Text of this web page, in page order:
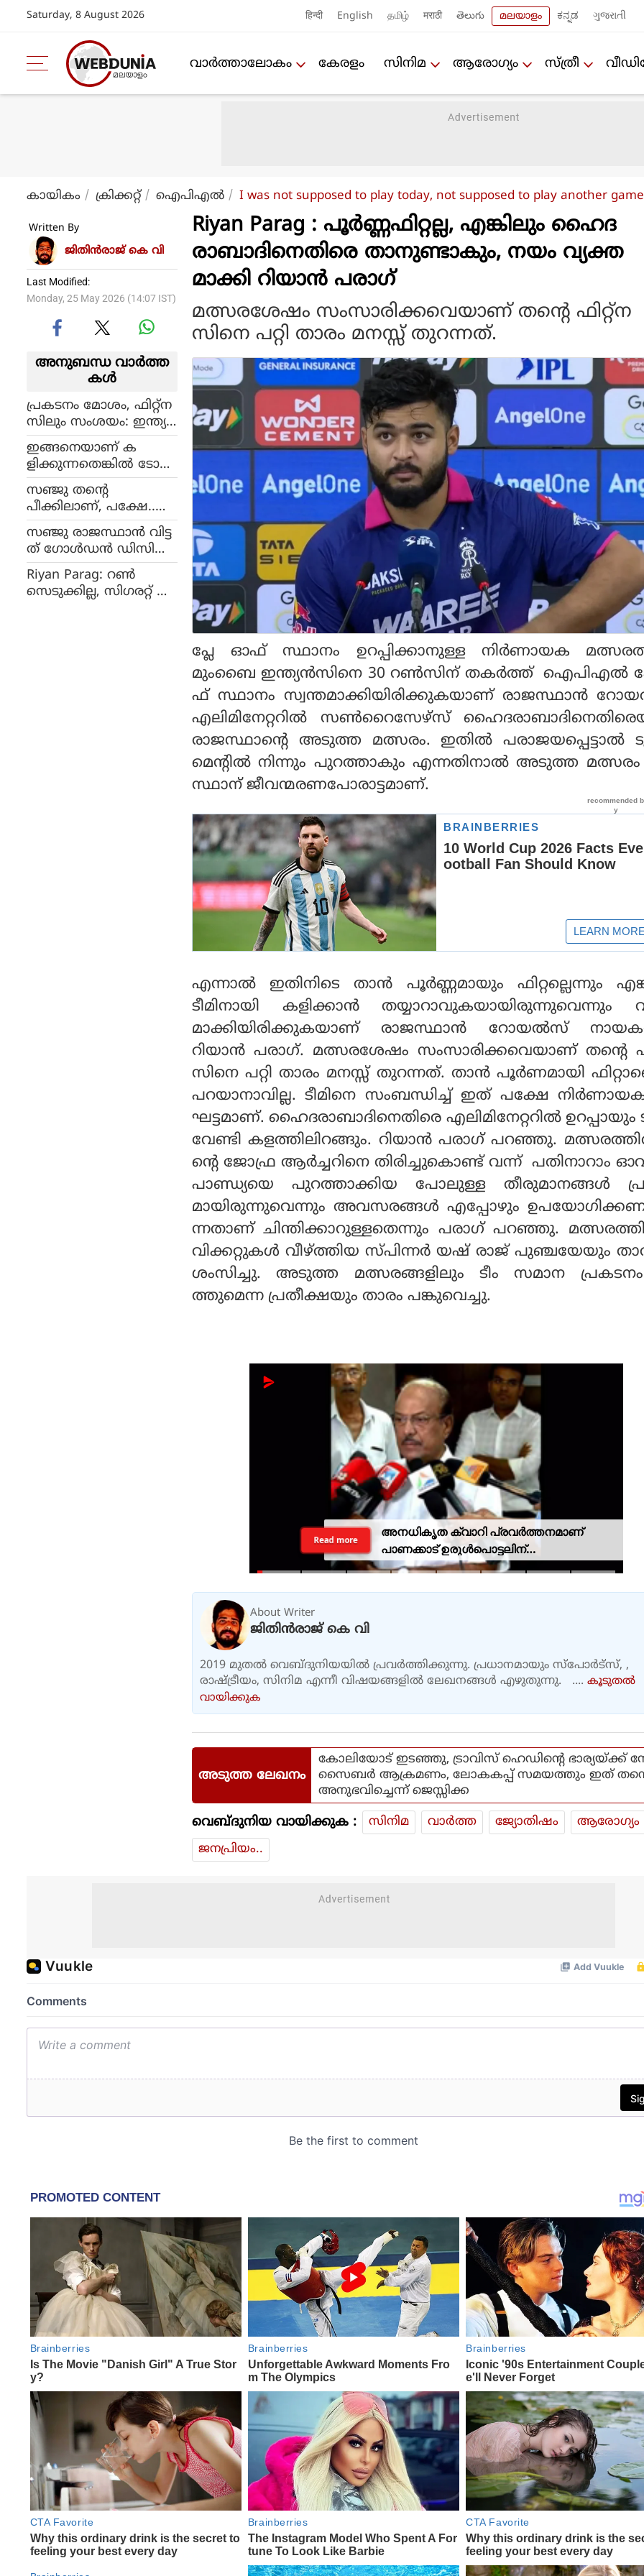
Saturday, 8 August 2026 हिन्दी English தமிழ் मराठी తెలుగు മലയാളം ಕನ್ನಡ ગુજરાતી
വാര്‍ത്താലോകം കേരളം സിനിമ ആരോഗ്യം സ്ത്രീ
കായികം ക്രിക്കറ്റ്‌ ഐപിഎല്‍ I was not supposed to play today, not supposed to play another
Written By
ജിതിൻരാജ് കെ വി
Last Modified:
Monday, 25 May 2026 (14:07 IST)
അനുബന്ധ വാര്‍ത്ത
കള്‍
പ്രകടനം മോശം, ഫിറ്റ്ന
സിലും സംശയം: ഇന്ത്യ
യുടെ ഏകദിന ലോകക
പ്പിൽ പ്ലാനിൽ നിന്നും
രോഹിത് പുറത്തേക്ക്?
ഇങ്ങനെയാണ് ക
ളിക്കുന്നതെങ്കിൽ ടോപ്
4 അർഹിക്കുന്നില്ല, രാജ
സ്ഥാൻ താരങ്ങളെ ക
ടുത്ത ഭാഷയിൽ വിമർ
ശിച്ച് റിയാൻ പരാഗ്
സഞ്ജു തന്റെ
പീക്കിലാണ്, പക്ഷേ..
ഫിറ്റ്‌നസ് ശ്രദ്ധിക്കണം,
കോലിയെ മാതൃക
യാക്കണം: ഉപദേശ
വുമായി മുന്‍ താരം
സഞ്ജു രാജസ്ഥാന്‍ വിട്ട
ത് ഗോള്‍ഡന്‍ ഡിസിഷ
ന്‍, അല്ലെങ്കില്‍ വൈഭ
വിന്റെ നിഴലില്‍ ആ
യേനെ
Riyan Parag: റൺ
സെടുക്കില്ല, സിഗരറ്റ് വ
Riyan Parag : പൂർണ്ണഫിറ്റല്ല, എങ്കിലും ഹൈദ
രാബാദിനെതിരെ താനുണ്ടാകും, നയം വ്യക്ത
മാക്കി റിയാൻ പരാഗ്
മത്സരശേഷം സംസാരിക്കവെയാണ് തന്റെ ഫിറ്റ്‌ന
സിനെ പറ്റി താരം മനസ്സ് തുറന്നത്.
പ്ലേ ഓഫ് സ്ഥാനം ഉറപ്പിക്കാനുള്ള നിര്‍ണായക
മുംബൈ ഇന്ത്യന്‍സിനെ 30 റണ്‍സിന് തകര്‍ത്ത് ഐപിഎല്‍
ഫ് സ്ഥാനം സ്വന്തമാക്കിയിരിക്കുകയാണ് രാജസ്ഥാന്‍
എലിമിനേറ്ററില്‍ സണ്‍റൈസേഴ്‌സ്
രാജസ്ഥാന്റെ അടുത്ത മത്സരം. ഇതില്‍ പരാജയപ്പെട്ടാല്‍
മെന്റില്‍ നിന്നും പുറത്താകും എന്നതിനാല്‍ അടുത്ത മത്സരം
സ്ഥാന് ജീവന്മരണപോരാട്ടമാണ്.
എന്നാല്‍ ഇതിനിടെ താന്‍ പൂര്‍ണ്ണമായും ഫിറ്റല്ലെന്നും
ടീമിനായി കളിക്കാന്‍ തയ്യാറാവുകയായിരുന്നുവെന്നും
മാക്കിയിരിക്കുകയാണ് രാജസ്ഥാന്‍ റോയല്‍സ്
റിയാന്‍ പരാഗ്. മത്സരശേഷം സംസാരിക്കവെയാണ് തന്റെ
സിനെ പറ്റി താരം മനസ്സ് തുറന്നത്. താന്‍ പൂര്‍ണമായി
പറയാനാവില്ല. ടീമിനെ സംബന്ധിച്ച് ഇത് പക്ഷേ
ഘട്ടമാണ്. ഹൈദരാബാദിനെതിരെ എലിമിനേറ്ററില്‍ ഉറപ്പായും
വേണ്ടി കളത്തിലിറങ്ങും. റിയാന്‍ പരാഗ് പറഞ്ഞു.
ന്റെ ജോഫ്ര ആര്‍ച്ചറിനെ തിരിച്ചുകൊണ്ട് വന്ന് പതിനാറാം
പാണ്ഡ്യയെ പുറത്താക്കിയ പോലുള്ള തീരുമാനങ്ങള്‍
മായിരുന്നുവെന്നും അവസരങ്ങള്‍ എപ്പോഴും
ന്നതാണ് ചിന്തിക്കാറുള്ളതെന്നും പരാഗ് പറഞ്ഞു.
വിക്കറ്റുകള്‍ വീഴ്ത്തിയ സ്പിന്നര്‍ യഷ് രാജ് പുഞ്ചയേയും
ശംസിച്ചു. അടുത്ത മത്സരങ്ങളിലും ടീം സമാന
ത്തുമെന്ന പ്രതീക്ഷയും താരം പങ്കുവെച്ചു.
അനധികൃത ക്വാറി പ്രവര്‍ത്തനമാണ്
പാണക്കാട് ഉരുള്‍പൊട്ടലിന്
കാരണമായതെന്ന് മന്ത്രി പികെ
Read more
About Writer
ജിതിൻരാജ് കെ വി
2019 മുതൽ വെബ്ദുനിയയിൽ പ്രവർത്തിക്കുന്നു. പ്രധാനമായും സ്പോർട്സ്, ,
രാഷ്ട്രീയം, സിനിമ എന്നീ വിഷയങ്ങളിൽ ലേഖനങ്ങൾ എഴുതുന്നു. .... കൂടുതല്‍
വായിക്കുക
അടുത്ത ലേഖനം
കോലിയോട് ഇടഞ്ഞു, ട്രാവിസ് ഹെഡിന്റെ ഭാര്യയ്ക്ക്
സൈബര്‍ ആക്രമണം, ലോകകപ്പ് സമയത്തും ഇത്
അനുഭവിച്ചെന്ന് ജെസ്സിക്ക
വെബ്ദുനിയ വായിക്കുക : സിനിമ വാര്‍ത്ത ജ്യോതിഷം
ആരോഗ്യം
ജനപ്രിയം..